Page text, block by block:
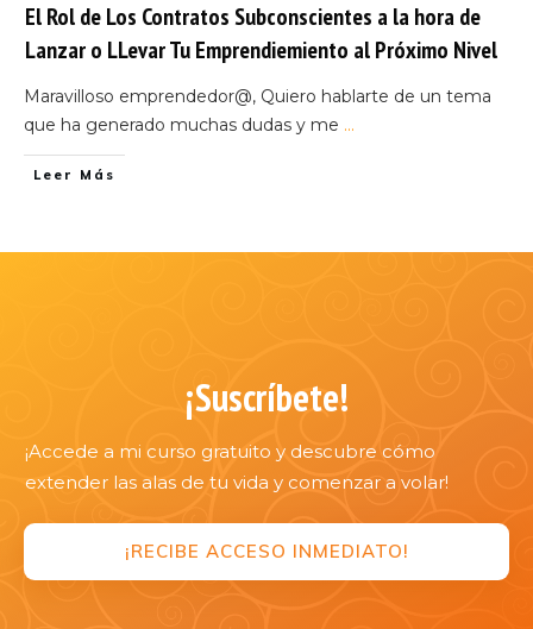
El Rol de Los Contratos Subconscientes a la hora de
Lanzar o LLevar Tu Emprendiemiento al Próximo Nivel
Maravilloso emprendedor@, Quiero hablarte de un tema
que ha generado muchas dudas y me ...
Leer Más
¡Suscríbete!
¡Accede a mi curso gratuito y descubre cómo
extender las alas de tu vida y comenzar a volar!
¡RECIBE ACCESO INMEDIATO!